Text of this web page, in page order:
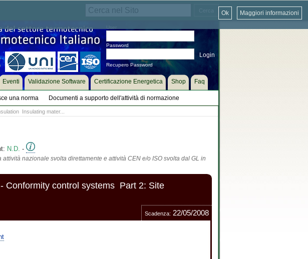
Password
Recupero Password
una norma Documenti a supporto dell'attività di normazione
Eventi Validazione Software Certificazione Energetica Shop Faq
 Insulating mater...
N.D. -
nazionale svolta direttamente e attività CEN e/o ISO svolta dal GL in
control systems  Part 2: Site
Scadenza: 22/05/2008
Maggiori informazioni
Ok